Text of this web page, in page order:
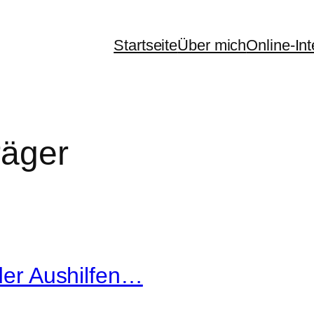
StartseiteÜber michOnline-
Aushilfen…